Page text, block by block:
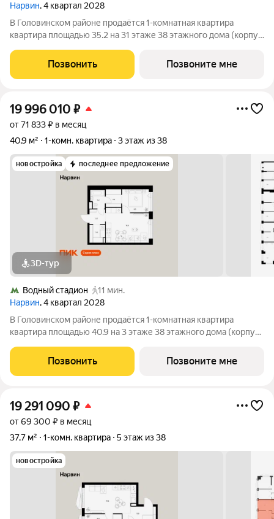
Нарвин, 4 квартал 2028
В Головинском районе продаётся 1-комнатная квартира
квартира площадью 35.2 на 31 этаже 38 этажного дома (корпус
10 минут пешком до станции метро «Водный стадион» и 20
минут до МЦК «Коптево».
Позвонить Позвоните мне
19 996 010 ₽
от 71 833 ₽ в месяц
40,9 м²
1-комн. квартира 3 этаж из 38
новостройка последнее предложение
3D-тур
Водный стадион
11 мин.
Нарвин, 4 квартал 2028
В Головинском районе продаётся 1-комнатная квартира
квартира площадью 40.9 на 3 этаже 38 этажного дома (корпус
10 минут пешком до станции метро «Водный стадион» и 20
минут до МЦК «Коптево».
Позвонить Позвоните мне
19 291 090 ₽
от 69 300 ₽ в месяц
37,7 м²
1-комн. квартира 5 этаж из 38
новостройка